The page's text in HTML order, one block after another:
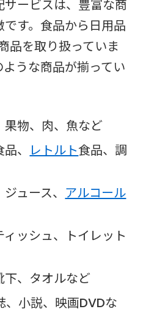
ービスは、豊富な商
す。食品から日用品
品を取り扱っていま
うな商品が揃ってい
物、肉、魚など
、
レトルト食品、調
ュース、 アルコール
ッシュ、トイレット
、タオルなど
、小説、映画DVDな